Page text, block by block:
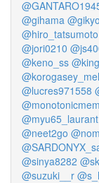
@gihama
@hiro_tatsumoto
@jori0210
@keno_ss
@lucres971558
@myu65_laurant
@neet2go
@sinya8282
@suzuki__r